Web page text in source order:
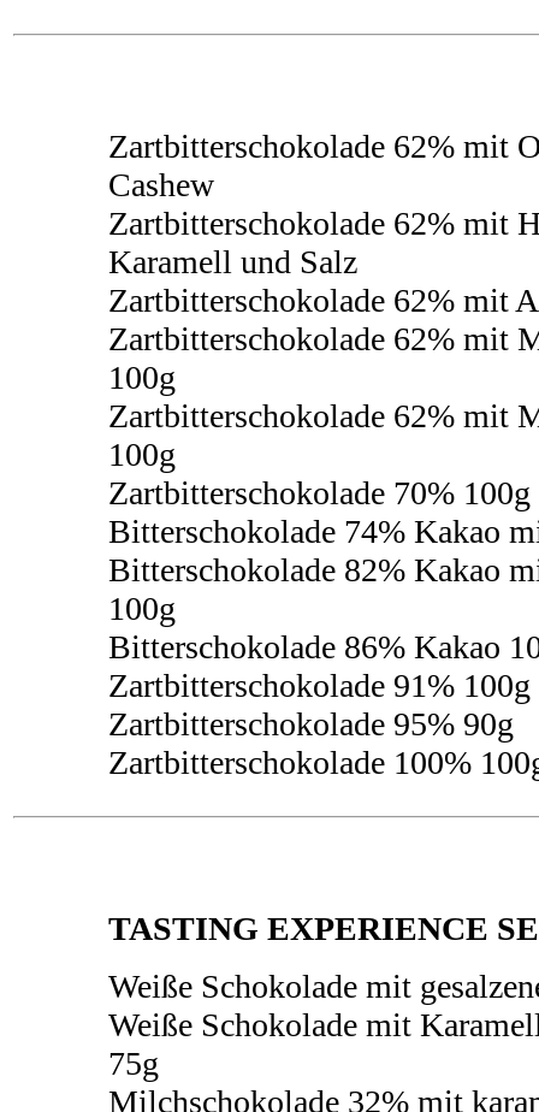
Zartbitterschokolade 62% mit
Cashew
Zartbitterschokolade 62% mit
Karamell und Salz
Zartbitterschokolade 62% mit
Zartbitterschokolade 62% mit
100g
Zartbitterschokolade 62% mit
100g
Zartbitterschokolade 70% 100g
Bitterschokolade 74% Kakao
Bitterschokolade 82% Kakao
100g
Bitterschokolade 86% Kakao
Zartbitterschokolade 91% 100g
Zartbitterschokolade 95% 90g
Zartbitterschokolade 100%
TASTING EXPERIENCE
Weiße Schokolade mit
Weiße Schokolade mit
75g
Milchschokolade 32% mit